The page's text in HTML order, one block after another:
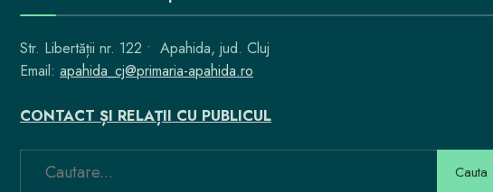
Str. Libertății nr. 122 • Apahida, jud. Cluj
Email: apahida_cj@primaria-apahida.ro
CONTACT ȘI RELAȚII CU PUBLICUL
Cauta